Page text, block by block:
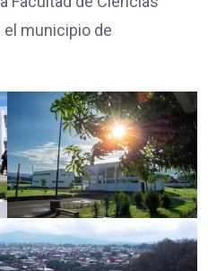
el municipio de